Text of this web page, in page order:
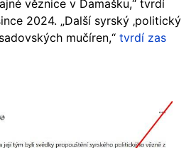
věznice v Damašku,“ tvrdí
2024. „Další syrský ‚politický
mučíren,“ tvrdí zas